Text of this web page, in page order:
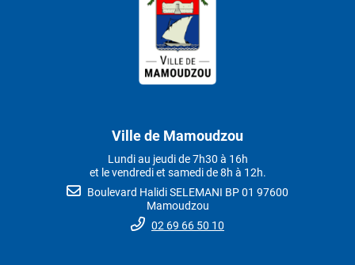
Ville de Mamoudzou
Lundi au jeudi de 7h30 à 16h
et le vendredi et samedi de 8h à 12h.
Boulevard Halidi SELEMANI BP 01 97600
Mamoudzou
02 69 66 50 10